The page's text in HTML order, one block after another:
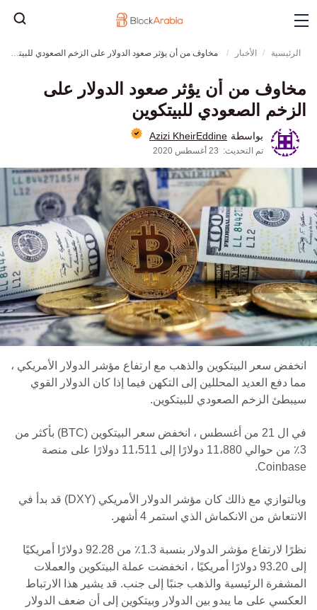
الرئيسية الأخبار مخاوف من أن يؤثر صعود الدولار على الزخم الصعودي للبيتكوين
مخاوف من أن يؤثر صعود الدولار على
الزخم الصعودي للبيتكوين
بواسطة Azizi KheirEddine
تم التحديث: 23 أغسطس 2020
انخفض سعر البيتكوين والذهب مع ارتفاع مؤشر الدولار الأمريكي ،
مما دفع العديد المحللين إلى التكهن فيما إذا كان الدولار القوي
سيبطئ الزخم الصعودي للبيتكوين.
في ال 21 من أغسطس ، انخفض سعر البيتكوين (BTC) بأكثر من
3٪ من حوالي 11،880 دولارًا إلى 11،511 دولارًا على منصة
Coinbase.
وبالتوازي مع ذالك كان مؤشر الدولار الأمريكي (DXY) قد بدأ في
الانتعاش من الانكماش الذي استمر 4 أشهر.
نظرًا لارتفاع مؤشر الدولار بنسبة 1.3٪ من 92.28 دولارًا أمريكيًا
إلى 93.20 دولارًا أمريكيًا ، انخفضت عملة البيتكوين والعملات
المشفرة الرئيسية والذهب جنبًا إلى جنب. قد يشير هذا الارتباط
العكسي على ما يبدو بين الدولار وبيتكوين إلى أن ضعف الدولار